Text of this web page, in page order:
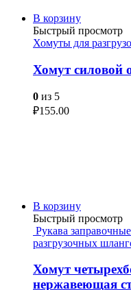
В корзину
Быстрый просмотр
Хомуты для
Хомут силовой
0 из 5
₽155.00
В корзину
Быстрый просмотр
Рукава заправочные
разгрузочных
Хомут
нержавеющая